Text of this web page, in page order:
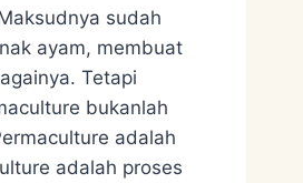
sudah
ayam, membuat
Tetapi
bukanlah
adalah
adalah proses